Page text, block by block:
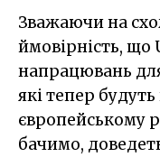
Зважаючи на
ймовірність, що
напрацювань
які тепер
європейському
бачимо,